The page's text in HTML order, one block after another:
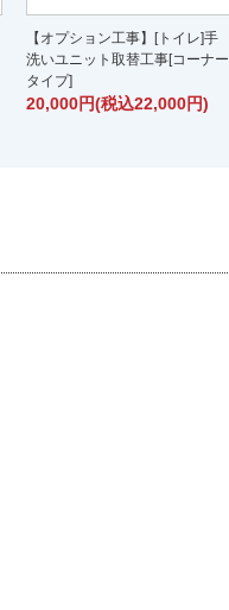
【オプション工事】[トイレ]手
洗いユニット取替工事[コーナー
タイプ]
20,000円(税込22,000円)